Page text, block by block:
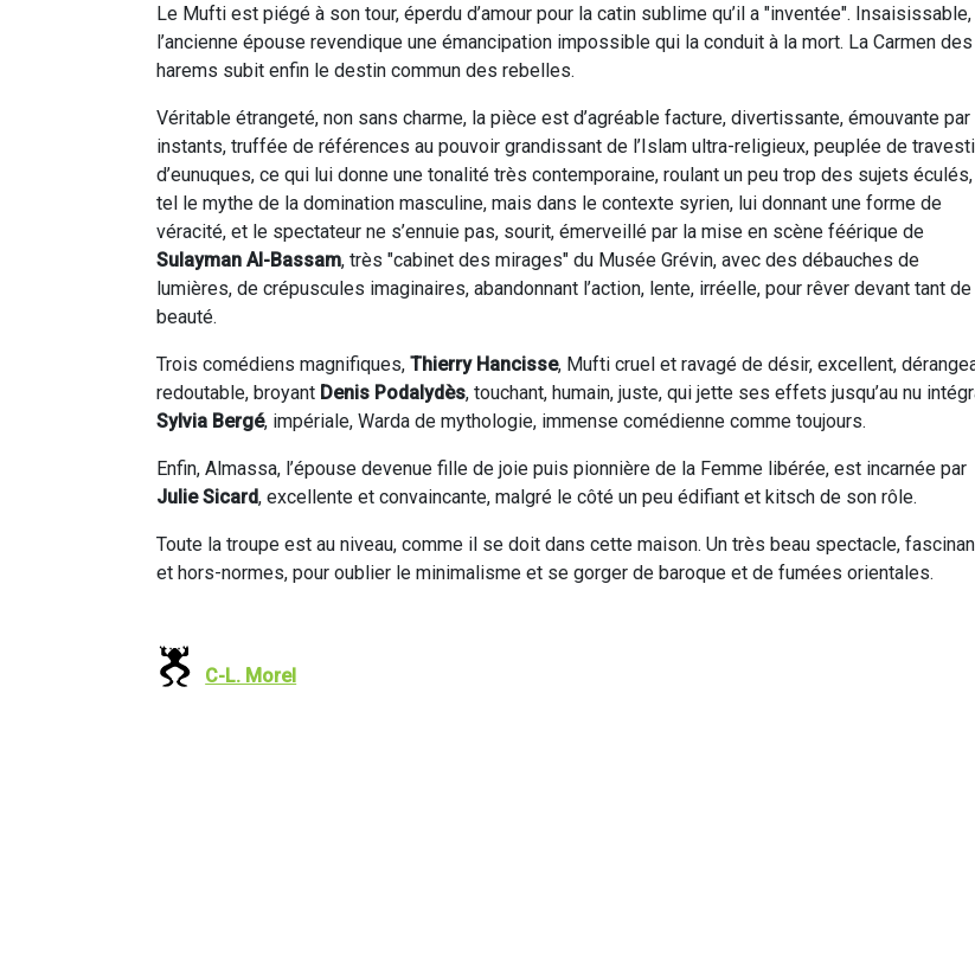
Le Mufti est piégé à son tour, éperdu d’amour pour la catin sublime qu’il a "inventée". Insaisissable,
l’ancienne épouse revendique une émancipation impossible qui la conduit à la mort. La Carmen des
harems subit enfin le destin commun des rebelles.
Véritable étrangeté, non sans charme, la pièce est d’agréable facture, divertissante, émouvante par
instants, truffée de références au pouvoir grandissant de l’Islam ultra-religieux, peuplée de
d’eunuques, ce qui lui donne une tonalité très contemporaine, roulant un peu trop des sujets éculés,
tel le mythe de la domination masculine, mais dans le contexte syrien, lui donnant une forme de
véracité, et le spectateur ne s’ennuie pas, sourit, émerveillé par la mise en scène féérique de
Sulayman Al-Bassam, très "cabinet des mirages" du Musée Grévin, avec des débauches de
lumières, de crépuscules imaginaires, abandonnant l’action, lente, irréelle, pour rêver devant tant de
beauté.
Trois comédiens magnifiques, Thierry Hancisse, Mufti cruel et ravagé de désir, excellent,
redoutable, broyant Denis Podalydès, touchant, humain, juste, qui jette ses effets jusqu’au nu
Sylvia Bergé, impériale, Warda de mythologie, immense comédienne comme toujours.
Enfin, Almassa, l’épouse devenue fille de joie puis pionnière de la Femme libérée, est incarnée par
Julie Sicard, excellente et convaincante, malgré le côté un peu édifiant et kitsch de son rôle.
Toute la troupe est au niveau, comme il se doit dans cette maison. Un très beau spectacle,
et hors-normes, pour oublier le minimalisme et se gorger de baroque et de fumées orientales.
C-L. Morel